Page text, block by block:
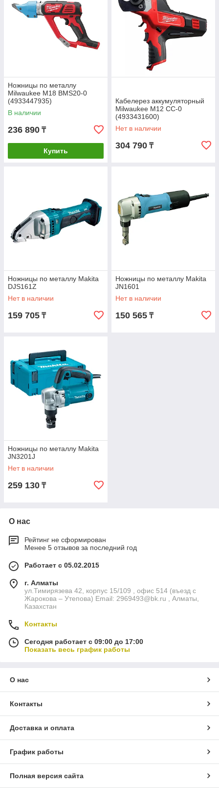
Ножницы по металлу
Milwaukee M18 BMS20-0
(4933447935)
В наличии
236 890 ₸
Купить
Кабелерез аккумуляторный
Milwaukee M12 CC-0
(4933431600)
Нет в наличии
304 790 ₸
Ножницы по металлу Makita
DJS161Z
Нет в наличии
159 705 ₸
Ножницы по металлу Makita
JN1601
Нет в наличии
150 565 ₸
Ножницы по металлу Makita
JN3201J
Нет в наличии
259 130 ₸
О нас
Рейтинг не сформирован
Менее 5 отзывов за последний год
Работает с 05.02.2015
г. Алматы
ул.Тимирязева 42, корпус 15/109 , офис 514 (въезд с
Жарокова – Утепова) Email: 2969493@bk.ru , Алматы,
Казахстан
Контакты
Сегодня работает с 09:00 до 17:00
Показать весь график работы
О нас
Контакты
Доставка и оплата
График работы
Полная версия сайта